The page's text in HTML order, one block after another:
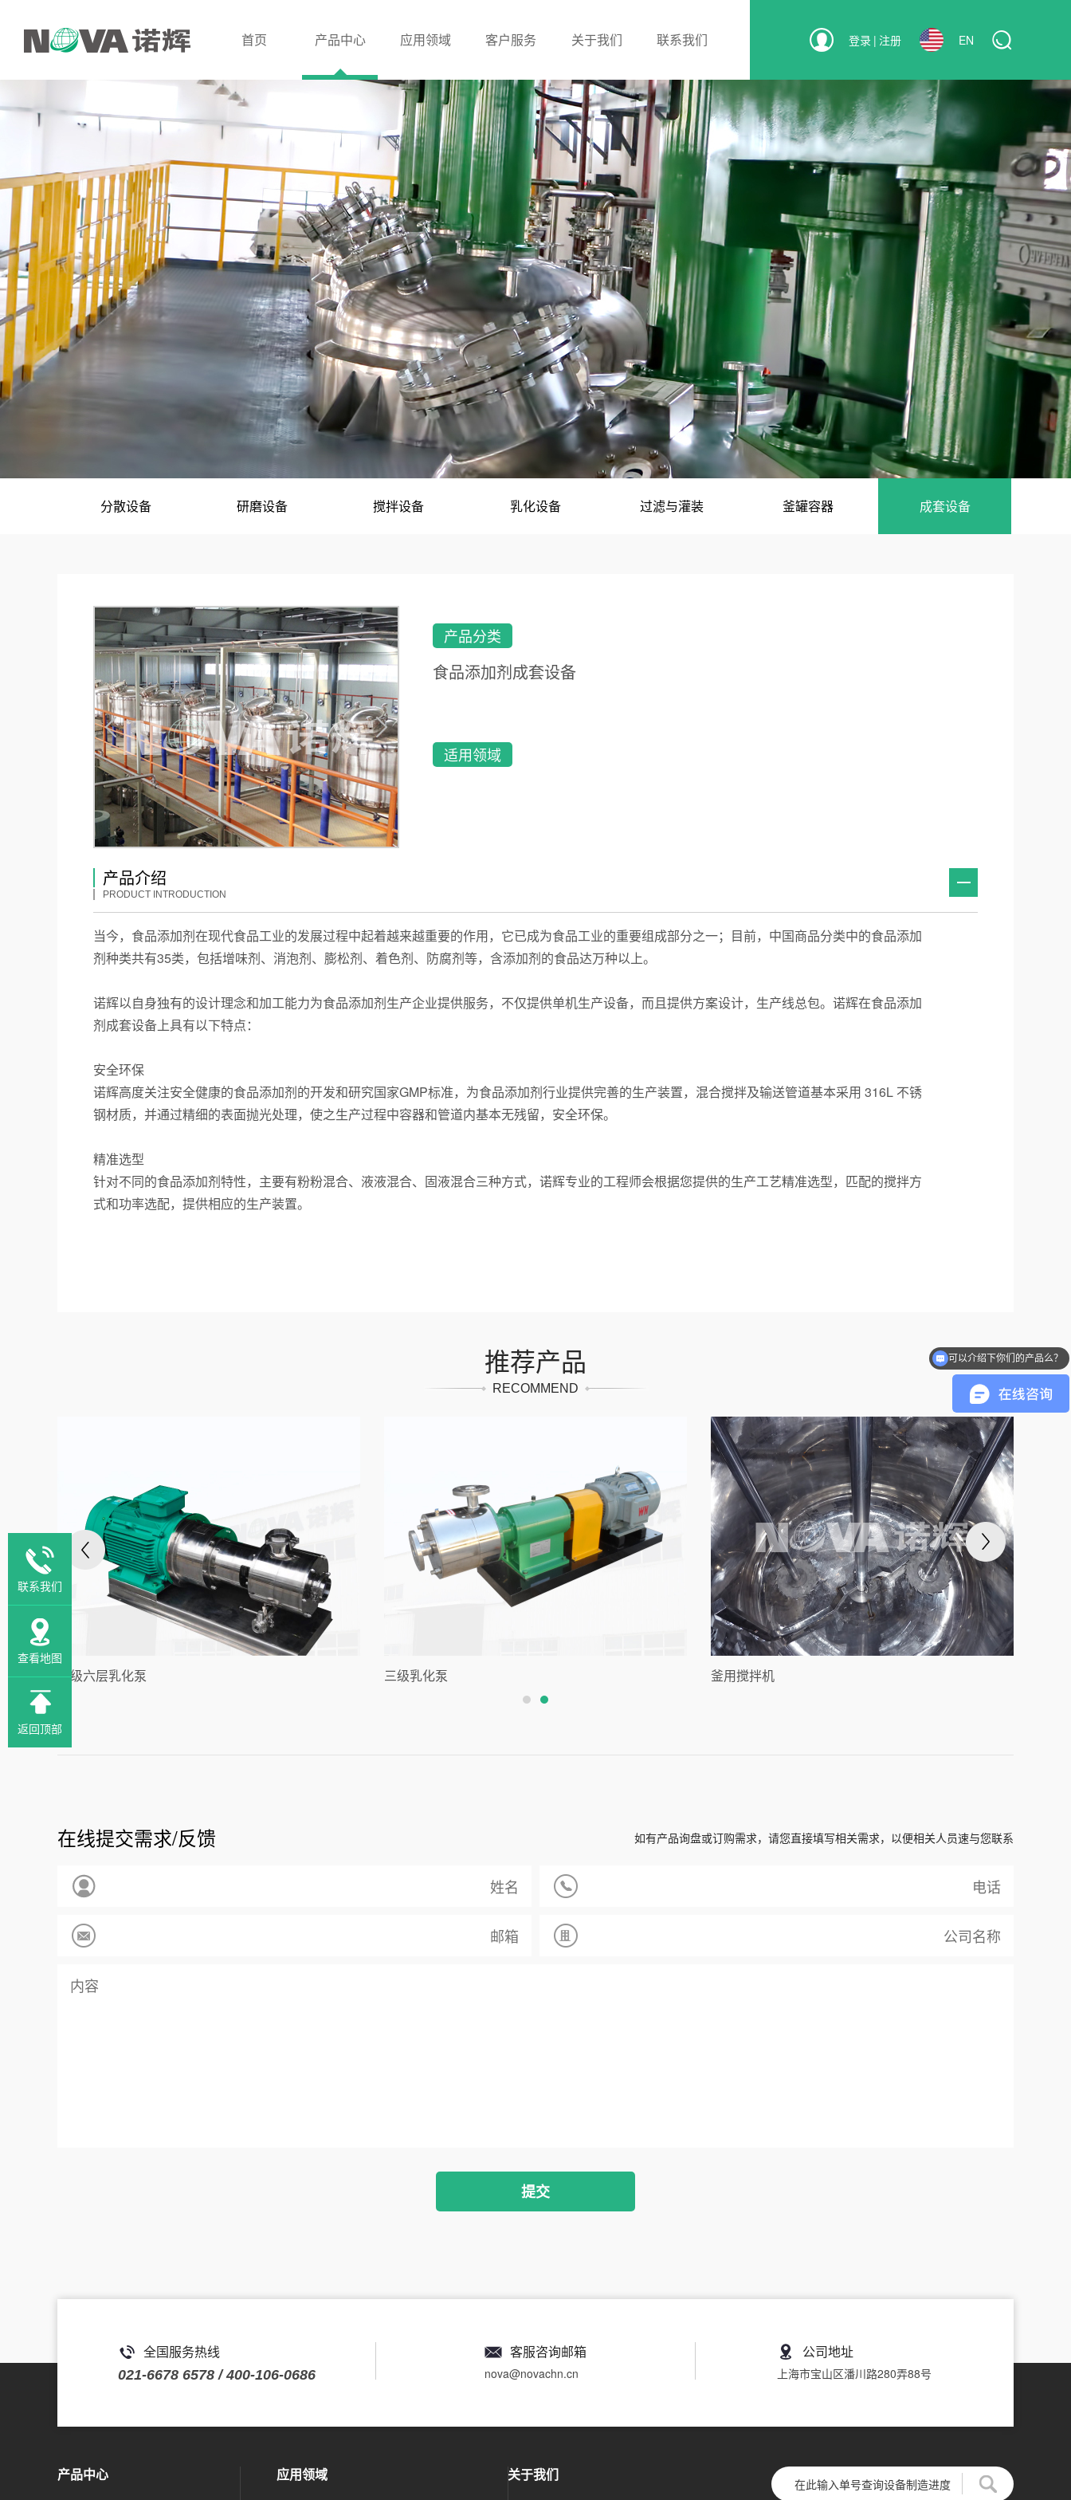
首页 产品中心 应用领域 客户服务 关于我们 联系我们 登录 | 注册 EN
分散设备 研磨设备 搅拌设备 乳化设备 过滤与灌装 釜罐容器 成套设备
产品分类
食品添加剂成套设备
适用领域
产品介绍
PRODUCT INTRODUCTION
当今，食品添加剂在现代食品工业的发展过程中起着越来越重要的作用，它已成为食品工业的重要组成部分之一；目前，中国商品分类中的食品添加
剂种类共有35类，包括增味剂、消泡剂、膨松剂、着色剂、防腐剂等，含添加剂的食品达万种以上。
诺辉以自身独有的设计理念和加工能力为食品添加剂生产企业提供服务，不仅提供单机生产设备，而且提供方案设计，生产线总包。诺辉在食品添加
剂成套设备上具有以下特点：
安全环保
诺辉高度关注安全健康的食品添加剂的开发和研究国家GMP标准，为食品添加剂行业提供完善的生产装置，混合搅拌及输送管道基本采用 316L 不锈
钢材质，并通过精细的表面抛光处理，使之生产过程中容器和管道内基本无残留，安全环保。
精准选型
针对不同的食品添加剂特性，主要有粉粉混合、液液混合、固液混合三种方式，诺辉专业的工程师会根据您提供的生产工艺精准选型，匹配的搅拌方
式和功率选配，提供相应的生产装置。
推荐产品
RECOMMEND
单级六层乳化泵 三级乳化泵 釜用搅拌机
在线提交需求/反馈 如有产品询盘或订购需求，请您直接填写相关需求，以便相关人员速与您联系
全国服务热线
021-6678 6578 / 400-106-0686
客服咨询邮箱
nova@novachn.cn
公司地址
上海市宝山区潘川路280弄88号
产品中心 应用领域 关于我们
联系我们
查看地图
返回顶部
你们是怎么收费的呢？